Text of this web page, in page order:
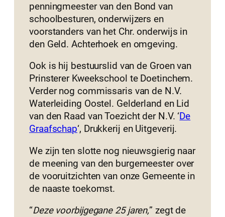
penningmeester van den Bond van
schoolbesturen, onderwijzers en
voorstanders van het Chr. onderwijs in
den Geld. Achterhoek en omgeving.
Ook is hij bestuurslid van de Groen van
Prinsterer Kweekschool te Doetinchem.
Verder nog commissaris van de N.V.
Waterleiding Oostel. Gelderland en Lid
van den Raad van Toezicht der N.V. ‘De
Graafschap‘, Drukkerij en Uitgeverij.
We zijn ten slotte nog nieuwsgierig naar
de meening van den burgemeester over
de vooruitzichten van onze Gemeente in
de naaste toekomst.
“Deze voorbijgegane 25 jaren,” zegt de